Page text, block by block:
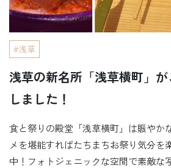
浅草
浅草の新名所「浅草横町」
しました！
食と祭りの殿堂「浅草横町」は賑やか
メを堪能すればたちまちお祭り気分を
中！フォトジェニックな空間で素敵な